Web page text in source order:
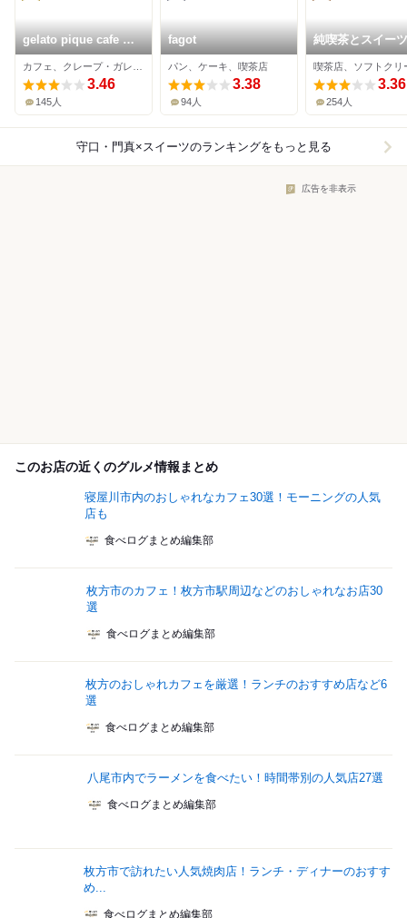
gelato pique cafe 三
井アウトレットパーク
大阪門真店
3.46
145人
fagot
パン、ケーキ、喫茶店
3.38
94人
純喫茶とスイーツ
PARLOUR ラル
らぽーと門真店
3.36
254人
守口・門真×スイーツのランキングをもっと見る
広告を非表示
このお店の近くのグルメ情報まとめ
寝屋川市内のおしゃれなカフェ30選！モーニングの人気
店も
食べログまとめ編集部
枚方市のカフェ！枚方市駅周辺などのおしゃれなお店30
選
食べログまとめ編集部
枚方のおしゃれカフェを厳選！ランチのおすすめ店など6
選
食べログまとめ編集部
八尾市内でラーメンを食べたい！時間帯別の人気店27選
食べログまとめ編集部
枚方市で訪れたい人気焼肉店！ランチ・ディナーのおすす
め...
食べログまとめ編集部